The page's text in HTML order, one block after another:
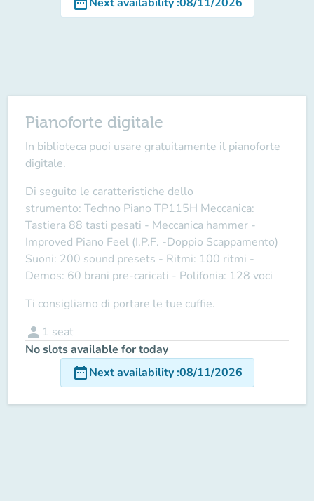
Pianoforte digitale
In biblioteca puoi usare gratuitamente il pianoforte
digitale.
Di seguito le caratteristiche dello
strumento: Techno Piano TP115H Meccanica:
Tastiera 88 tasti pesati - Meccanica hammer -
Improved Piano Feel (I.P.F. -Doppio Scappamento)
Suoni: 200 sound presets - Ritmi: 100 ritmi -
Demos: 60 brani pre-caricati - Polifonia: 128 voci
Ti consigliamo di portare le tue cuffie.
person 1 seat
No slots available for today
date_rangeNext availability:08/11/2026